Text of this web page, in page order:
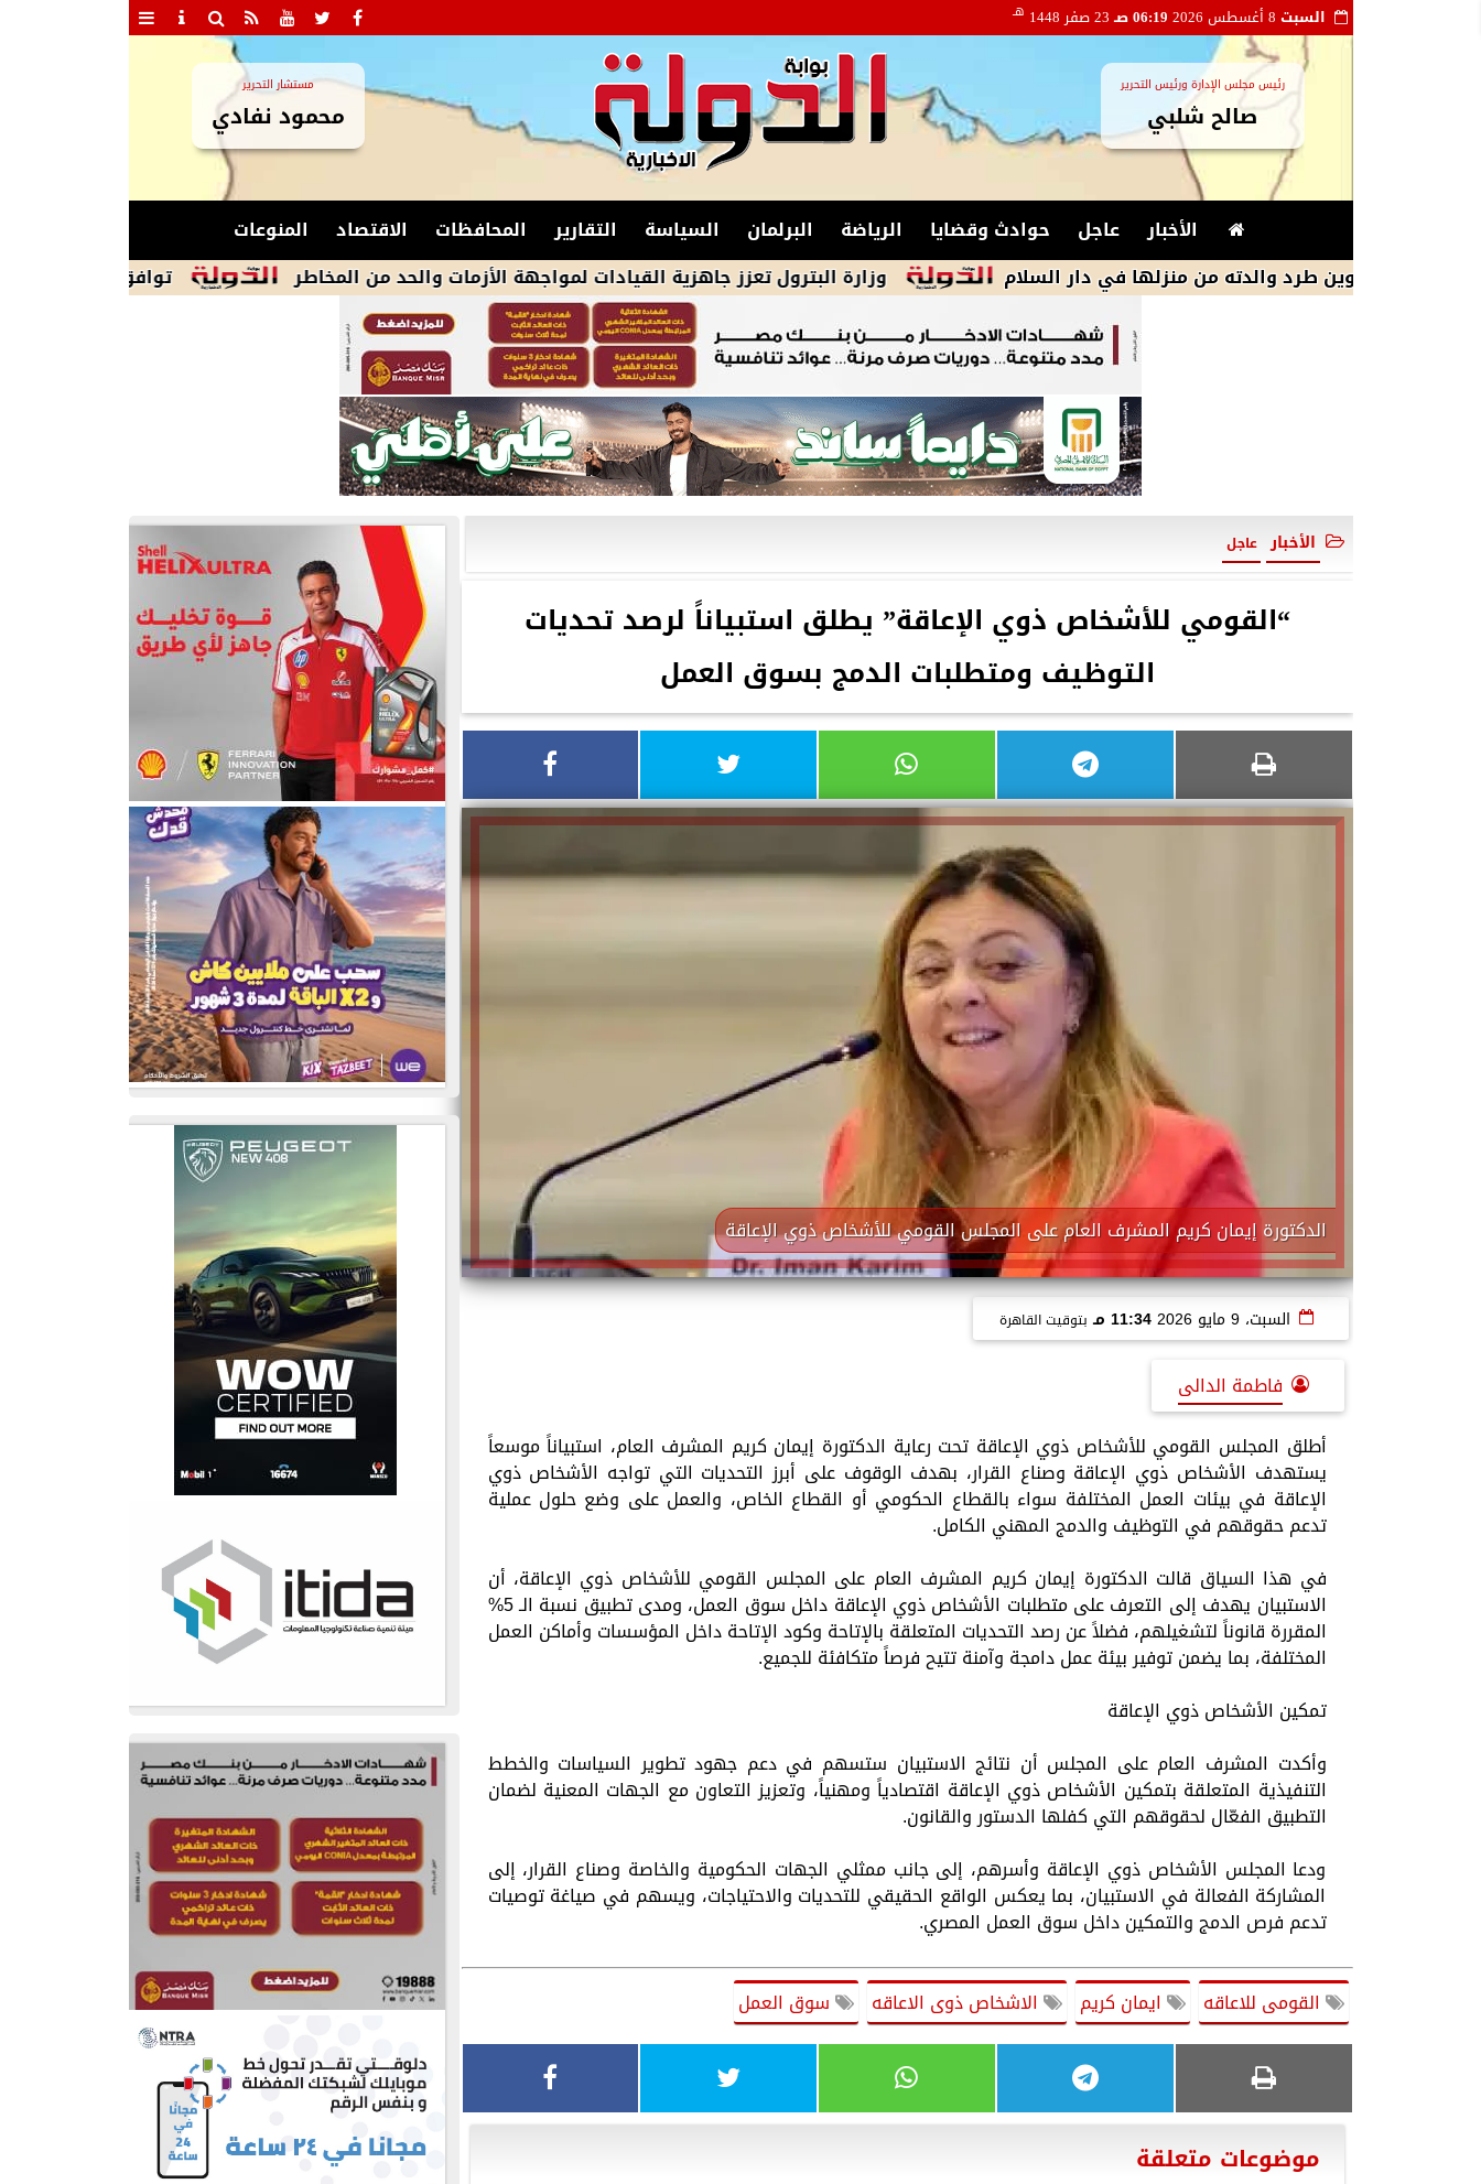
السبت 06:19 صـ 23 صفر 1448 هـ
رئيس مجلس الإدارة ورئيس التحرير
صالح شلبي
مستشار التحرير
محمود نفادي
الأخبار عاجل حوادث وقضايا الرياضة البرلمان السياسة التقارير المحافظات الاقتصاد
المنوعات
توافق داخل وفد المنوفية
وزارة البترول تعزز جاهزية القيادات لمواجهة الأزمات والحد من المخاطر طرد والدته من منزلها في دار السلام
الأخبار عاجل
“القومي للأشخاص ذوي الإعاقة” يطلق استبياناً لرصد تحديات
التوظيف ومتطلبات الدمج بسوق العمل
الدكتورة إيمان كريم المشرف العام على المجلس القومي للأشخاص ذوي الإعاقة
السبت، 9 مايو 2026 11:34 مـ بتوقيت القاهرة
فاطمة الدالى
أطلق المجلس القومي للأشخاص ذوي الإعاقة تحت رعاية الدكتورة إيمان كريم المشرف العام، استبياناً موسعاً
يستهدف الأشخاص ذوي الإعاقة وصناع القرار، بهدف الوقوف على أبرز التحديات التي تواجه الأشخاص ذوي
الإعاقة في بيئات العمل المختلفة سواء بالقطاع الحكومي أو القطاع الخاص، والعمل على وضع حلول عملية
تدعم حقوقهم في التوظيف والدمج المهني الكامل.
في هذا السياق قالت الدكتورة إيمان كريم المشرف العام على المجلس القومي للأشخاص ذوي الإعاقة، أن
الاستبيان يهدف إلى التعرف على متطلبات الأشخاص ذوي الإعاقة داخل سوق العمل، ومدى تطبيق نسبة الـ 5%
المقررة قانوناً لتشغيلهم، فضلاً عن رصد التحديات المتعلقة بالإتاحة وكود الإتاحة داخل المؤسسات وأماكن العمل
المختلفة، بما يضمن توفير بيئة عمل دامجة وآمنة تتيح فرصاً متكافئة للجميع.
تمكين الأشخاص ذوي الإعاقة
وأكدت المشرف العام على المجلس أن نتائج الاستبيان ستسهم في دعم جهود تطوير السياسات والخطط
التنفيذية المتعلقة بتمكين الأشخاص ذوي الإعاقة اقتصادياً ومهنياً، وتعزيز التعاون مع الجهات المعنية لضمان
التطبيق الفعّال لحقوقهم التي كفلها الدستور والقانون.
ودعا المجلس الأشخاص ذوي الإعاقة وأسرهم، إلى جانب ممثلي الجهات الحكومية والخاصة وصناع القرار، إلى
المشاركة الفعالة في الاستبيان، بما يعكس الواقع الحقيقي للتحديات والاحتياجات، ويسهم في صياغة توصيات
تدعم فرص الدمج والتمكين داخل سوق العمل المصري.
القومى للاعاقه ايمان كريم الاشخاص ذوى الاعاقه سوق العمل
موضوعات متعلقة